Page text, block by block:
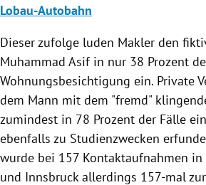
Lobau-Autobahn
Dieser zufolge luden Makler den
Muhammad Asif in nur 38 Prozent
Wohnungsbesichtigung ein. Private
dem Mann mit dem "fremd"
zumindest in 78 Prozent der Fälle
ebenfalls zu Studienzwecken
wurde bei 157 Kontaktaufnahmen in
und Innsbruck allerdings 157-mal zur